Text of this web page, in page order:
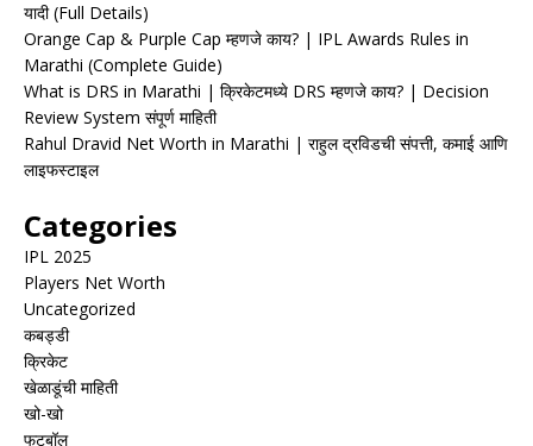
यादी (Full Details)
Orange Cap & Purple Cap म्हणजे काय? | IPL Awards Rules in
Marathi (Complete Guide)
What is DRS in Marathi | क्रिकेटमध्ये DRS म्हणजे काय? | Decision
Review System संपूर्ण माहिती
Rahul Dravid Net Worth in Marathi | राहुल द्रविडची संपत्ती, कमाई आणि
लाइफस्टाइल
Categories
IPL 2025
Players Net Worth
Uncategorized
कबड्डी
क्रिकेट
खेळाडूंची माहिती
खो-खो
फुटबॉल